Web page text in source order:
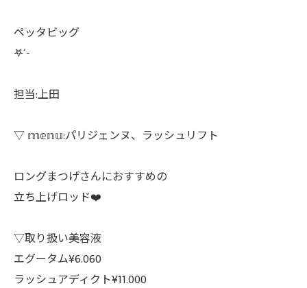
ペッタビッグ
𖤐´-
担当:上田
▽ 𝕞𝕖𝕟𝕦:パリジェンヌ、ラッシュリフト
ロングまつげさんにおすすめの
立ち上げロッド❤️
▽取り扱い美容液
エグータム¥6.060
ラッシュアディクト¥11.000